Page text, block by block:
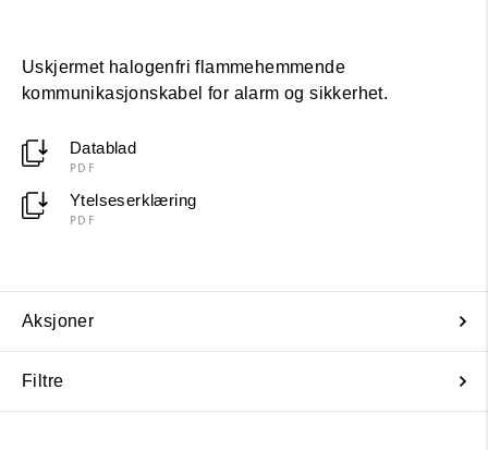
Uskjermet halogenfri flammehemmende
kommunikasjonskabel for alarm og sikkerhet.
Datablad
PDF
Ytelseserklæring
PDF
Aksjoner
Filtre